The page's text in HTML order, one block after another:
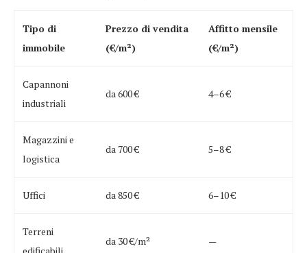
Tipo di
immobile
Prezzo di vendita
(€/m²)
Affitto mensile
(€/m²)
Capannoni
industriali
da 600 € 4–6 €
Magazzini e
logistica
da 700 € 5–8 €
Uffici da 850 € 6–10 €
Terreni
da 30 €/m² —